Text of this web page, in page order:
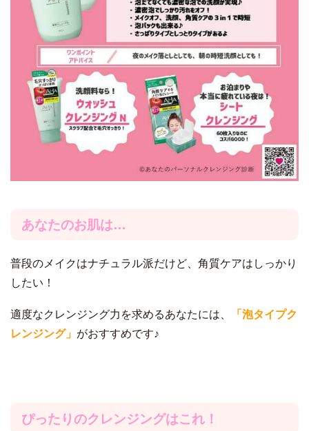
あなたのお肌は…
普段のメイクはナチュラル派だけど、角質ケアはしっかり
したい！
適度なクレンジング力を求めるあなたには、
「泡タイプク
レンジング」 がおすすめです♪
ぴったりのクレンジングはこれ！